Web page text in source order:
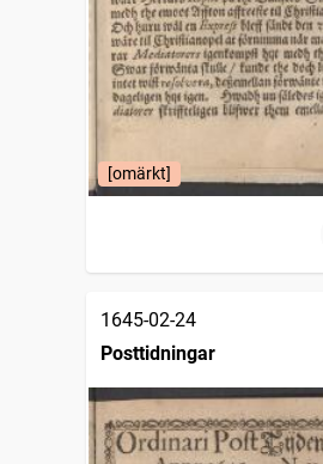
[omärkt]
1645-02-24
Posttidningar